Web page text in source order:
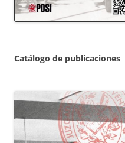
Catálogo de publicaciones